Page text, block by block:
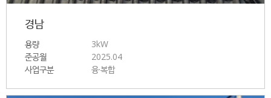
경남
용량
3kW
준공월
2025.04
사업구분
융·복합